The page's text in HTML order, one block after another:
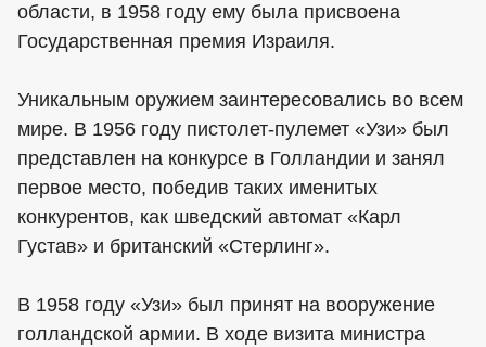
области, в 1958 году ему была присвоена
Государственная премия Израиля.
Уникальным оружием заинтересовались во всем
мире. В 1956 году пистолет-пулемет «Узи» был
представлен на конкурсе в Голландии и занял
первое место, победив таких именитых
конкурентов, как шведский автомат «Карл
Густав» и британский «Стерлинг».
В 1958 году «Узи» был принят на вооружение
голландской армии. В ходе визита министра